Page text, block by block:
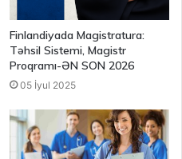
Finlandiyada Magistratura:
Təhsil Sistemi, Magistr
Proqramı-ƏN SON 2026
05 İyul 2025